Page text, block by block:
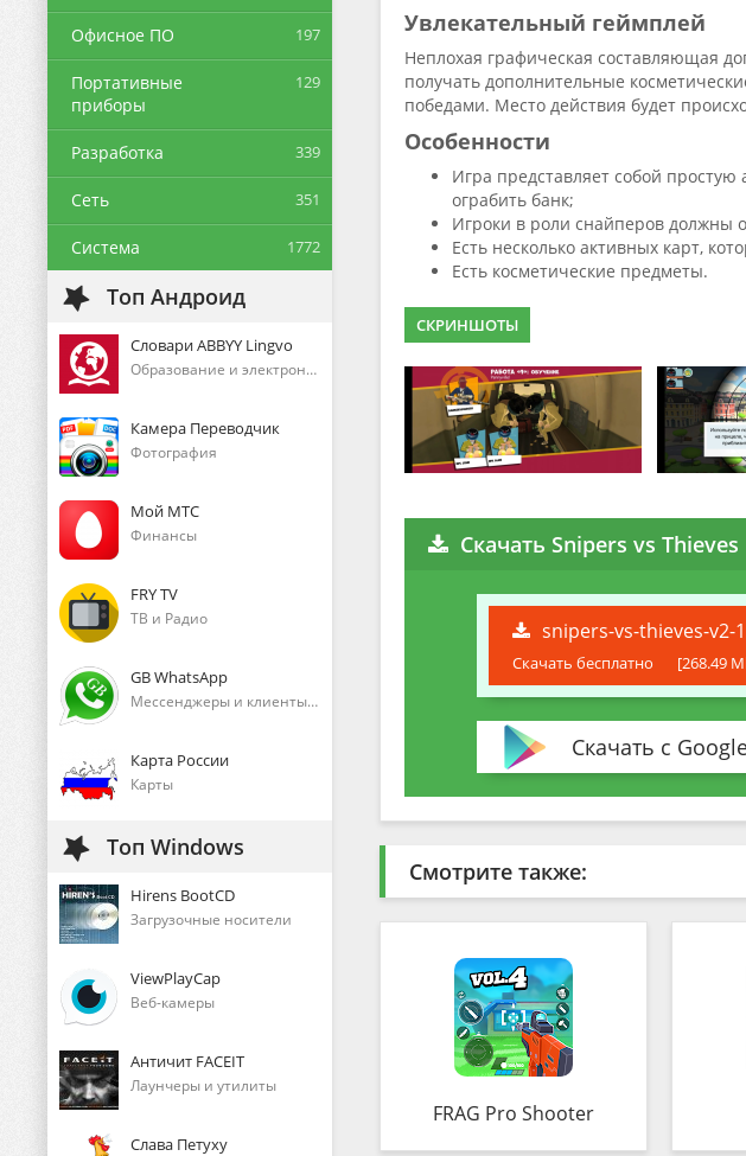
Офисное ПО 197
Портативные
приборы
129
Разработка 339
Сеть 351
Система 1772
Топ Андроид
Словари ABBYY Lingvo
Образование и электронные книги
Камера Переводчик
Фотография
Мой МТС
Финансы
FRY TV
ТВ и Радио
GB WhatsApp
Мессенджеры и клиенты голосового общения
Карта России
Карты
Топ Windows
Hirens BootCD
Загрузочные носители
ViewPlayCap
Веб-камеры
Античит FACEIT
Лаунчеры и утилиты
Слава Петуху
Увлекательный геймплей
Неплохая графическая составляющая
получать дополнительные
победами. Место действия будет
Особенности
Игра представляет собой простую
ограбить банк;
Игроки в роли снайперов должны
Есть несколько активных карт,
Есть косметические предметы.
СКРИНШОТЫ
Скачать Snipers vs Thieves
snipers-vs-thieves-v2-
Скачать бесплатно [268.49
Скачать с
Смотрите также:
FRAG Pro Shooter